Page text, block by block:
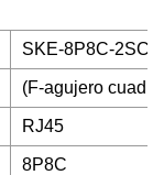
SKE-8P8C-
(F-agujero
RJ45
8P8C